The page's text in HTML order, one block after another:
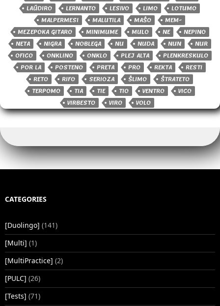
LAŬDIRO
LERNANTO LESIVO LIMO
LOTUMO
MALPERMESI
MALUTILA MAŜO
MEM-
MEZEPOKA GITARO
MINIMUME MULO NE
NEPINO
NETA
NIGRA NOBLEGA NU NUDA NUN
NUR
OFICO
ONKLINO ONKLO PLEJ ALTA
PLENKRESKULO
POR LA
POSTENO PRETA PRO REKTA
RESTI
RETO
RIFO SERIOZA ŜLIMO
ŜTRATETO
TERPOMO
TIA TIE TIO VENTRO
VICO
VIRBESTO
VIRO VOLO
CATEGORIES
[Duolingo] (141)
[Multi] (1)
[MultiPractice] (2)
[PULC] (26)
[Tests] (71)